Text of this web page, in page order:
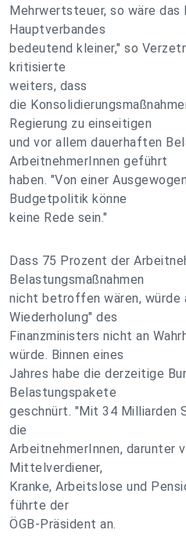
Mehrwertsteuer, so wäre das
Hauptverbandes
bedeutend kleiner," so
kritisierte
weiters, dass
die
Regierung zu einseitigen
und vor allem dauerhaften
ArbeitnehmerInnen geführt
haben. "Von einer
Budgetpolitik könne
keine Rede sein."
Dass 75 Prozent der
Belastungsmaßnahmen
nicht betroffen wären, würde
Wiederholung" des
Finanzministers nicht an
würde. Binnen eines
Jahres habe die derzeitige
Belastungspakete
geschnürt. "Mit 34 Milliarden
die
ArbeitnehmerInnen, darunter
Mittelverdiener,
Kranke, Arbeitslose und
führte der
ÖGB-Präsident an.